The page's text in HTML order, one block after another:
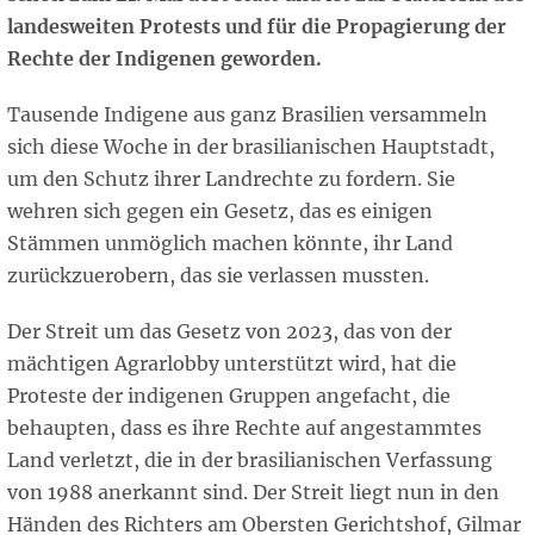
landesweiten Protests und für die Propagierung der
Rechte der Indigenen geworden.
Tausende Indigene aus ganz Brasilien versammeln
sich diese Woche in der brasilianischen Hauptstadt,
um den Schutz ihrer Landrechte zu fordern. Sie
wehren sich gegen ein Gesetz, das es einigen
Stämmen unmöglich machen könnte, ihr Land
zurückzuerobern, das sie verlassen mussten.
Der Streit um das Gesetz von 2023, das von der
mächtigen Agrarlobby unterstützt wird, hat die
Proteste der indigenen Gruppen angefacht, die
behaupten, dass es ihre Rechte auf angestammtes
Land verletzt, die in der brasilianischen Verfassung
von 1988 anerkannt sind. Der Streit liegt nun in den
Händen des Richters am Obersten Gerichtshof, Gilmar